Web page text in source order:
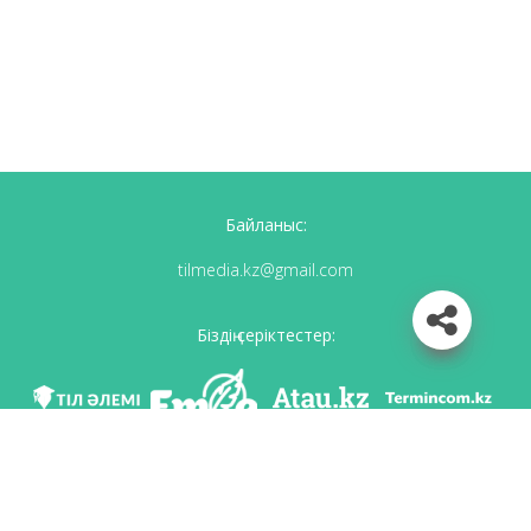
Байланыс:
tilmedia.kz@gmail.com
Біздің серіктестер: